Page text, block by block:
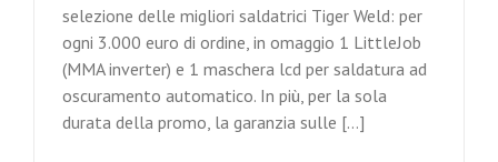
selezione delle migliori saldatrici Tiger Weld: per
ogni 3.000 euro di ordine, in omaggio 1 LittleJob
(MMA inverter) e 1 maschera lcd per saldatura ad
oscuramento automatico. In più, per la sola
durata della promo, la garanzia sulle [...]